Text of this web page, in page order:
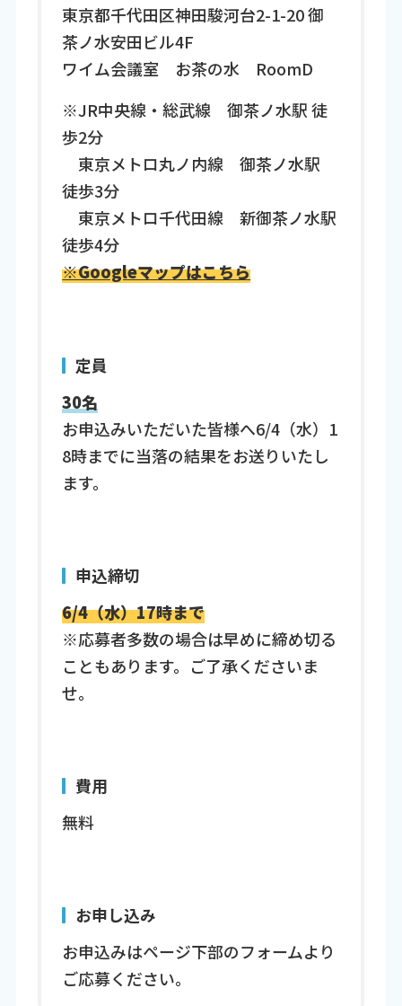
東京都千代田区神田駿河台2-1-20 御
茶ノ水安田ビル4F
ワイム会議室 お茶の水 RoomD
※JR中央線・総武線 御茶ノ水駅 徒
歩2分
東京メトロ丸ノ内線 御茶ノ水駅
徒歩3分
東京メトロ千代田線 新御茶ノ水駅
徒歩4分
※Googleマップはこちら
定員
30名
お申込みいただいた皆様へ6/4（水）1
8時までに当落の結果をお送りいたし
ます。
申込締切
6/4（水）17時まで
※応募者多数の場合は早めに締め切る
こともあります。ご了承くださいま
せ。
費用
無料
お申し込み
お申込みはページ下部のフォームより
ご応募ください。